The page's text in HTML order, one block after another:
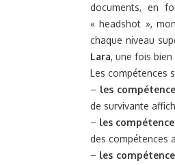
documents, en
« headshot »,
chaque niveau
Lara, une fois bien
Les compétences
– les
de survivante
– les
des compétences
– les